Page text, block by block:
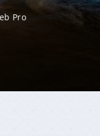
Pro